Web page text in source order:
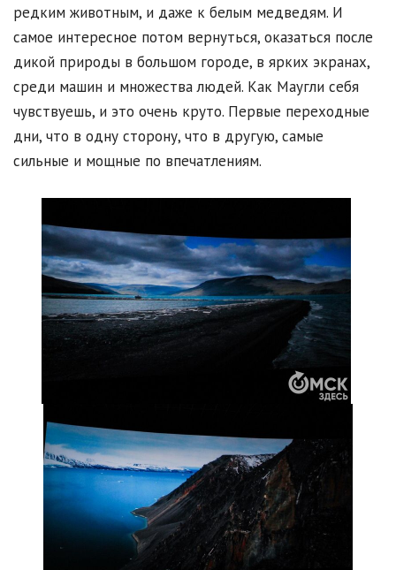
редким животным, и даже к белым медведям. И
самое интересное потом вернуться, оказаться после
дикой природы в большом городе, в ярких экранах,
среди машин и множества людей. Как Маугли себя
чувствуешь, и это очень круто. Первые переходные
дни, что в одну сторону, что в другую, самые
сильные и мощные по впечатлениям.